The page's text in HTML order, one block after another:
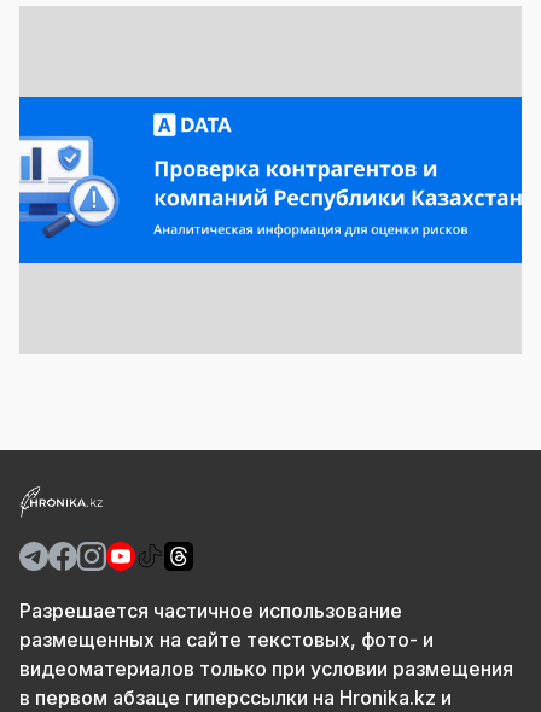
Разрешается частичное использование
размещенных на сайте текстовых, фото- и
видеоматериалов только при условии размещения
в первом абзаце гиперссылки на Hronika.kz и